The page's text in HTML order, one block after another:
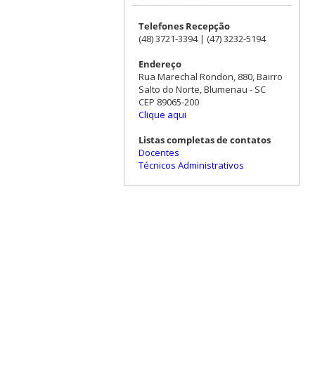
Telefones Recepção
(48) 3721-3394 | (47) 3232-5194
Endereço
Rua Marechal Rondon, 880, Bairro
Salto do Norte, Blumenau - SC
CEP 89065-200
Clique aqui
Listas completas de contatos
Docentes
Técnicos Administrativos